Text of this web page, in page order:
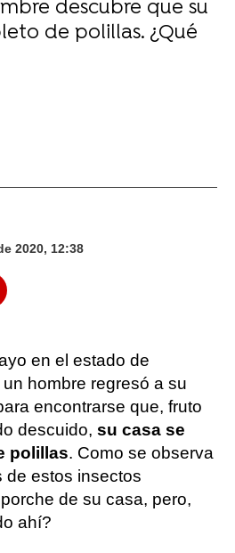
descubre que su
de polillas. ¿Qué
2020, 12:38
en el estado de
hombre regresó a su
encontrarse que, fruto
descuido, su casa se
polillas. Como se observa
de estos insectos
de su casa, pero,
ahí?